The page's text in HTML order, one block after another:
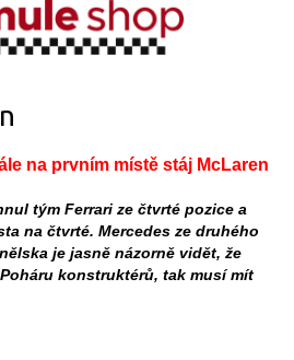
na prvním místě stáj McLaren
tým Ferrari ze čtvrté pozice a
na čtvrté. Mercedes ze druhého
je jasně názorně vidět, že
konstruktérů, tak musí mít